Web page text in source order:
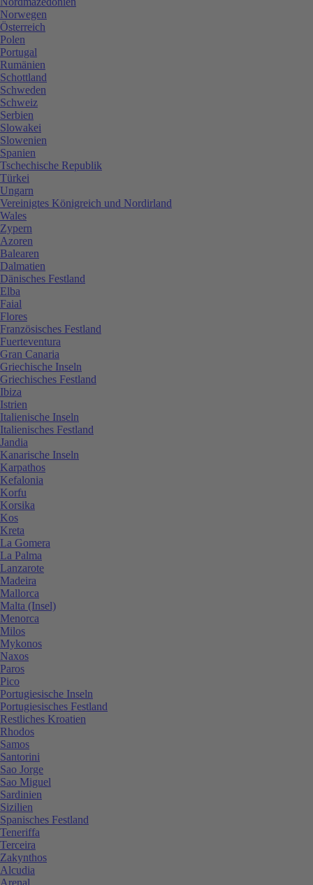
Norwegen
Österreich
Polen
Portugal
Rumänien
Schottland
Schweden
Schweiz
Serbien
Slowakei
Slowenien
Spanien
Tschechische Republik
Türkei
Ungarn
Vereinigtes Königreich und Nordirland
Wales
Zypern
Azoren
Balearen
Dalmatien
Dänisches Festland
Elba
Faial
Flores
Französisches Festland
Fuerteventura
Gran Canaria
Griechische Inseln
Griechisches Festland
Ibiza
Istrien
Italienische Inseln
Italienisches Festland
Jandia
Kanarische Inseln
Karpathos
Kefalonia
Korfu
Korsika
Kos
Kreta
La Gomera
La Palma
Lanzarote
Madeira
Mallorca
Malta (Insel)
Menorca
Milos
Mykonos
Naxos
Paros
Pico
Portugiesische Inseln
Portugiesisches Festland
Restliches Kroatien
Rhodos
Samos
Santorini
Sao Jorge
Sao Miguel
Sardinien
Sizilien
Spanisches Festland
Teneriffa
Terceira
Zakynthos
Alcudia
Arenal